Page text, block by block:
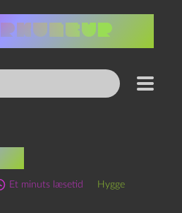
Et minuts læsetid Hygge